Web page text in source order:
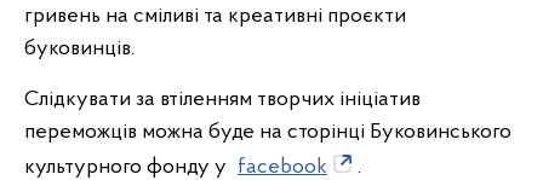
гривень на сміливі та креативні проєкти
буковинців.
Слідкувати за втіленням творчих ініціатив
переможців можна буде на сторінці Буковинського
культурного фонду у facebook .